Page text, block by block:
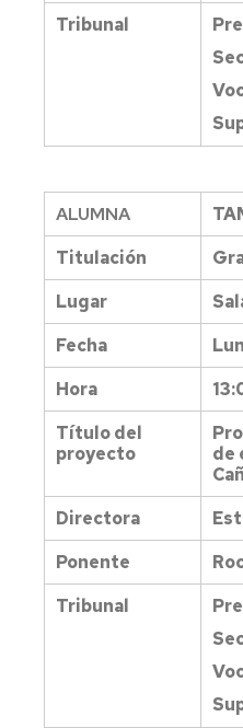
de
Gestión
propia
Prevención
seguridad
La
EPS
en
la
y
de
de
y
de
Fin
de
Tribunal
ALUMNA
Titulación
Lugar
Fecha
Hora
Título del
proyecto
de
Directora
Ponente
Tribunal